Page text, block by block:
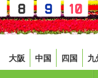
大阪 中国 四国 九